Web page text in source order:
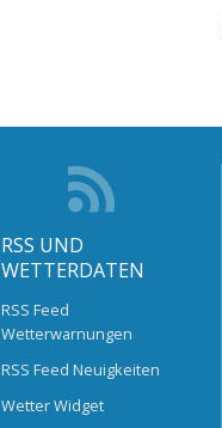
RSS UND
WETTERDATEN
RSS Feed
Wetterwarnungen
RSS Feed Neuigkeiten
Wetter Widget